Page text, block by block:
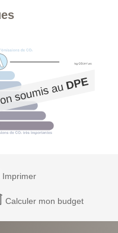
Imprimer
Calculer mon budget